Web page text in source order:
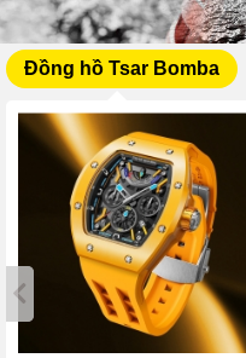
Đồng hồ Tsar Bomba